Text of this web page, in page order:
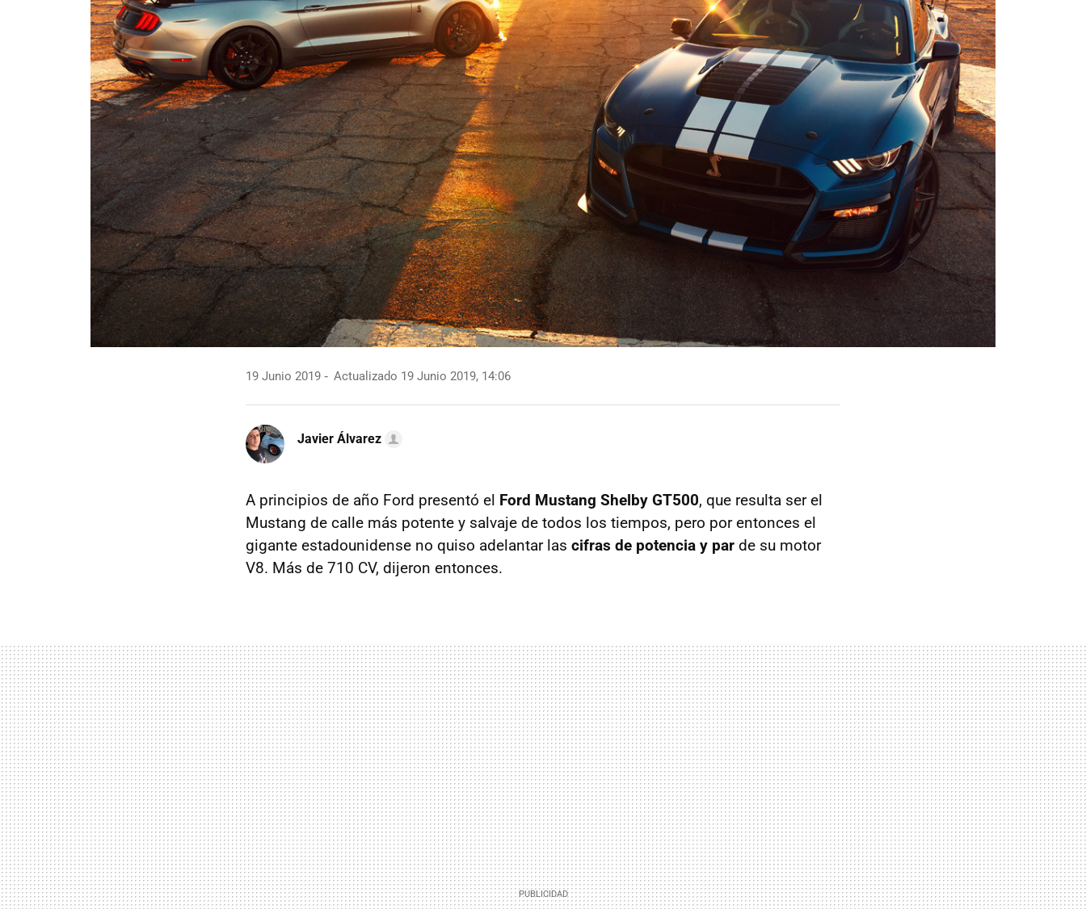
19 Junio 2019 Actualizado 19 Junio 2019, 14:06
Javier Álvarez
A principios de año Ford presentó el Ford Mustang Shelby GT500, que resulta ser el
Mustang de calle más potente y salvaje de todos los tiempos, pero por entonces el
gigante estadounidense no quiso adelantar las cifras de potencia y par de su motor
V8. Más de 710 CV, dijeron entonces.